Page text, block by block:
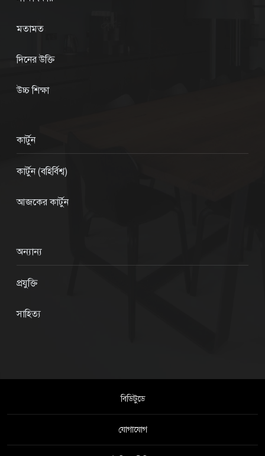
মতামত
দিনের উক্তি
উচ্চ শিক্ষা
কার্টুন
কার্টুন (বহির্বিশ্ব)
আজকের কার্টুন
অন্যান্য
প্রযুক্তি
সাহিত্য
বিডিটুডে
যোগাযোগ